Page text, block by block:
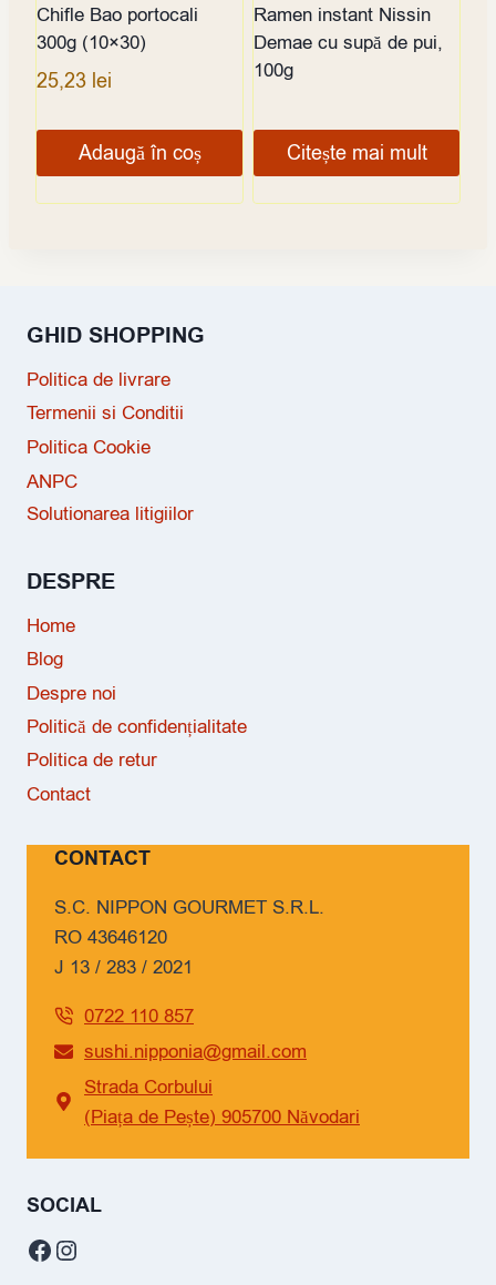
Chifle Bao portocali
300g (10×30)
25,23 lei
Adaugă în coș
Ramen instant Nissin
Demae cu supă de pui,
100g
Citește mai mult
GHID SHOPPING
Politica de livrare
Termenii si Conditii
Politica Cookie
ANPC
Solutionarea litigiilor
DESPRE
Home
Blog
Despre noi
Politică de confidențialitate
Politica de retur
Contact
CONTACT
S.C. NIPPON GOURMET S.R.L.
RO 43646120
J 13 / 283 / 2021
0722 110 857
sushi.nipponia@gmail.com
Strada Corbului
(Piața de Pește) 905700 Năvodari
SOCIAL
Facebook
Instagram